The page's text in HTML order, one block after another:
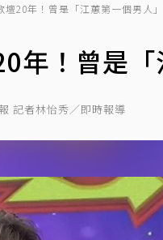
壇20年！曾是「江蕙第一個男人
年！曾是
記者林怡秀／即時報導